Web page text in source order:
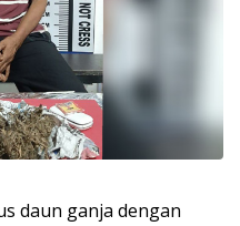
daun ganja dengan